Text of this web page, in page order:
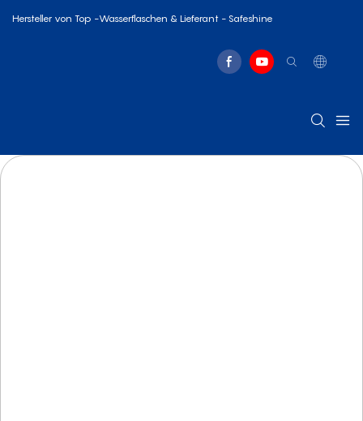
Hersteller von Top -Wasserflaschen & Lieferant - Safeshine